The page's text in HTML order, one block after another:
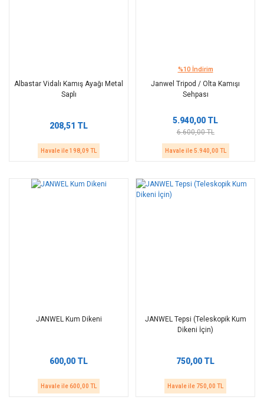
Albastar Vidalı Kamış Ayağı Metal
Saplı
208,51 TL
Havale ile 198,09 TL
%10 İndirim
Janwel Tripod / Olta Kamışı
Sehpası
5.940,00 TL
6.600,00 TL
Havale ile 5.940,00 TL
JANWEL Kum Dikeni
600,00 TL
Havale ile 600,00 TL
JANWEL Tepsi (Teleskopik Kum
Dikeni İçin)
750,00 TL
Havale ile 750,00 TL